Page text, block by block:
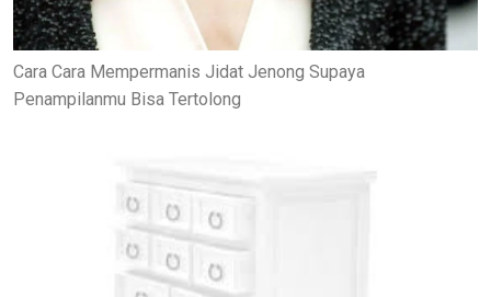
Cara Cara Mempermanis Jidat Jenong Supaya
Penampilanmu Bisa Tertolong